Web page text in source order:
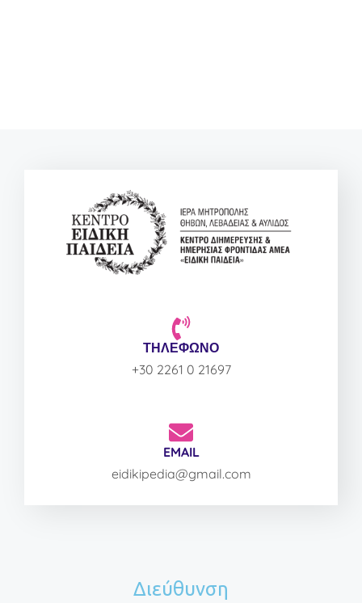
ΤΗΛΕΦΩΝΟ
+30 2261 0 21697
EMAIL
eidikipedia@gmail.com
Διεύθυνση